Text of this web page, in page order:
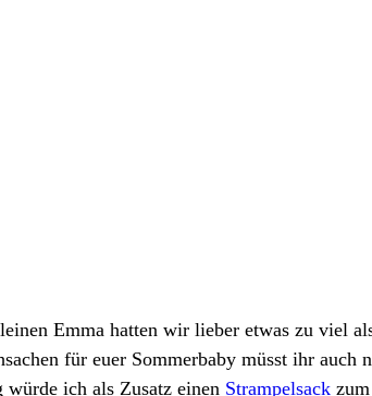
Emma hatten wir lieber etwas zu viel
für euer Sommerbaby müsst ihr auch
ich als Zusatz einen Strampelsack